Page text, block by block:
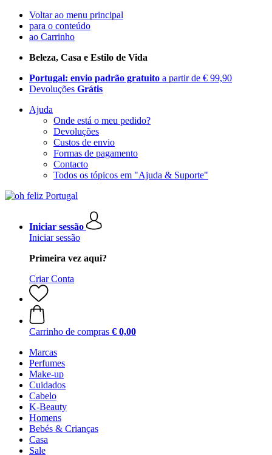
Voltar ao menu principal
para o conteúdo
ao Carrinho
Beleza, Casa e Estilo de Vida
Portugal: envio padrão gratuito a partir de € 99,90
Devoluções Grátis
Ajuda
Onde está o meu pedido?
Devoluções
Custos de envio
Formas de pagamento
Contacto
Todos os tópicos em "Ajuda & Suporte"
Iniciar sessão
Iniciar sessão
Primeira vez aqui?
Criar Conta
Carrinho de compras € 0,00
Marcas
Perfumes
Make-up
Cuidados
Cabelo
K-Beauty
Homens
Bebés & Crianças
Casa
Sale